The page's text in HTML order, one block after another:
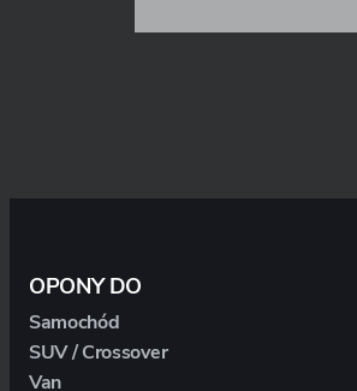
OPONY DO
Samochód
SUV / Crossover
Van